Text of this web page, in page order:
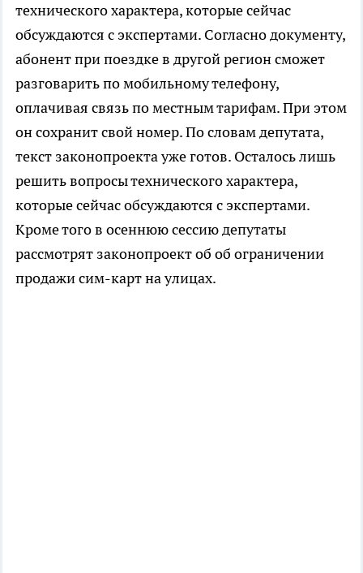
технического характера, которые сейчас
обсуждаются с экспертами. Согласно документу,
абонент при поездке в другой регион сможет
разговарить по мобильному телефону,
оплачивая связь по местным тарифам. При этом
он сохранит свой номер. По словам депутата,
текст законопроекта уже готов. Осталось лишь
решить вопросы технического характера,
которые сейчас обсуждаются с экспертами.
Кроме того в осеннюю сессию депутаты
рассмотрят законопроект об об ограничении
продажи сим-карт на улицах.